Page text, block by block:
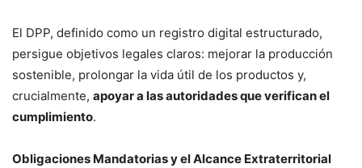
El DPP, definido como un registro digital estructurado,
persigue objetivos legales claros: mejorar la producción
sostenible, prolongar la vida útil de los productos y,
crucialmente, apoyar a las autoridades que verifican el
cumplimiento.
Obligaciones Mandatorias y el Alcance Extraterritorial